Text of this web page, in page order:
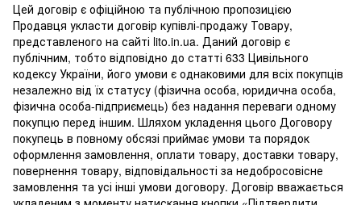
Цей договір є офіційною та публічною пропозицією
Продавця укласти договір купівлі-продажу Товару,
представленого на сайті lito.in.ua. Даний договір є
публічним, тобто відповідно до статті 633 Цивільного
кодексу України, його умови є однаковими для всіх покупців
незалежно від їх статусу (фізична особа, юридична особа,
фізична особа-підприємець) без надання переваги одному
покупцю перед іншим. Шляхом укладення цього Договору
покупець в повному обсязі приймає умови та порядок
оформлення замовлення, оплати товару, доставки товару,
повернення товару, відповідальності за недобросовісне
замовлення та усі інші умови договору. Договір вважається